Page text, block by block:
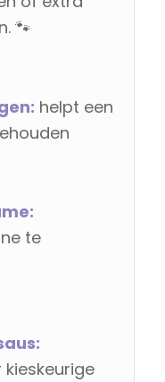
🐾
helpt een
te